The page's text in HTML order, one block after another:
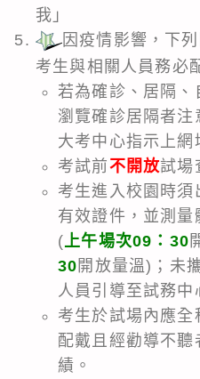
我」
因疫情影響，下
考生與相關人員務必
若為確診、居隔、
瀏覽確診居隔者注
大考中心指示上網
考試前不開放試場
考生進入校園時
有效證件，並測
( 上午場次09：30
30 開放量溫)；未
人員引導至試務中
考生於試場內應全
配戴且經勸導不聽
績。